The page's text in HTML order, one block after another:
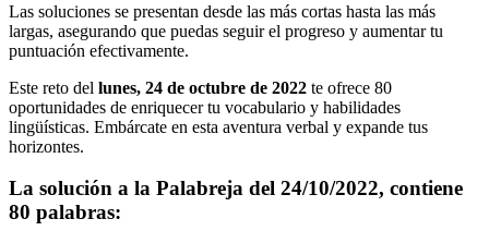
Las soluciones se presentan desde las más cortas hasta las más
largas, asegurando que puedas seguir el progreso y aumentar tu
puntuación efectivamente.
Este reto del lunes, 24 de octubre de 2022 te ofrece 80
oportunidades de enriquecer tu vocabulario y habilidades
lingüísticas. Embárcate en esta aventura verbal y expande tus
horizontes.
La solución a la Palabreja del 24/10/2022, contiene
80 palabras: